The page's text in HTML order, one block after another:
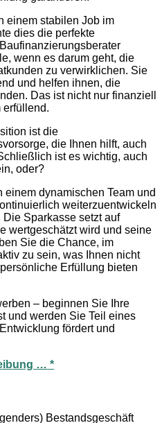
einem stabilen Job im
dies die perfekte
wenn es darum geht, die
zu verwirklichen. Sie
und helfen ihnen, die
Das ist nicht nur finanziell
erfüllend.
ist die
die Ihnen hilft, auch
ist es wichtig, auch
oder?
einem dynamischen Team und
weiterzuentwickeln
Sparkasse setzt auf
wertgeschätzt wird und seine
Sie die Chance, im
zu sein, was Ihnen nicht
Erfüllung bieten
– beginnen Sie Ihre
und werden Sie Teil eines
fördert und
… *
Bestandsgeschäft